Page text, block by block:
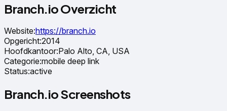
Branch.io Overzicht
Website:https://branch.io
Opgericht:2014
Hoofdkantoor:Palo Alto, CA, USA
Categorie:mobile deep link
Status:active
Branch.io Screenshots